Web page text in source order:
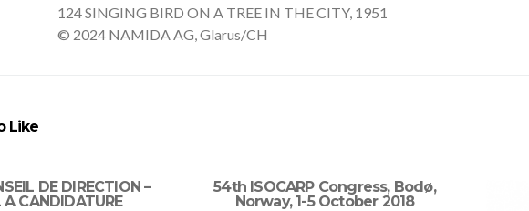
124 SINGING BIRD ON A TREE IN THE CITY, 1951
© 2024 NAMIDA AG, Glarus/CH
Like
DE DIRECTION –
A CANDIDATURE
54th ISOCARP Congress, Bodø,
Norway, 1-5 October 2018